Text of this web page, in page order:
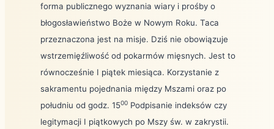
forma publicznego wyznania wiary i prośby o
błogosławieństwo Boże w Nowym Roku. Taca
przeznaczona jest na misje. Dziś nie obowiązuje
wstrzemięźliwość od pokarmów mięsnych. Jest to
równocześnie I piątek miesiąca. Korzystanie z
sakramentu pojednania między Mszami oraz po
południu od godz. 1500 Podpisanie indeksów czy
legitymacji I piątkowych po Mszy św. w zakrystii.